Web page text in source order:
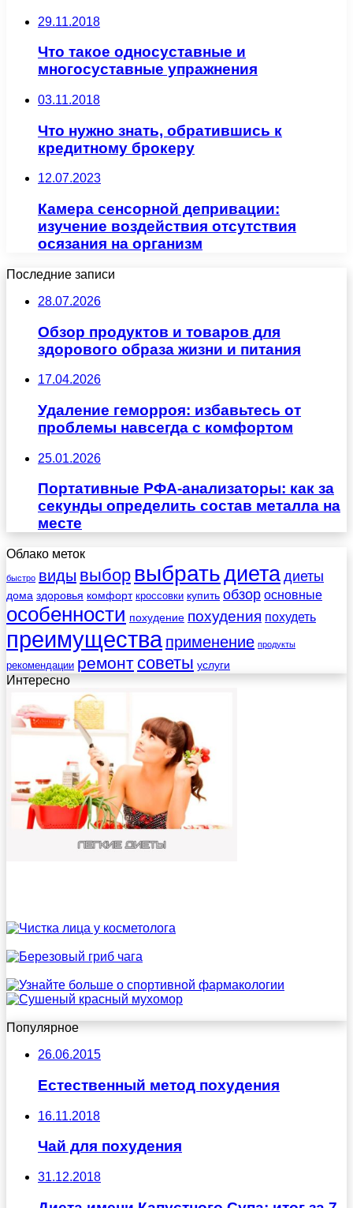
29.11.2018
Что такое односуставные и
многосуставные упражнения
03.11.2018
Что нужно знать, обратившись к
кредитному брокеру
12.07.2023
Камера сенсорной депривации:
изучение воздействия отсутствия
осязания на организм
Последние записи
28.07.2026
Обзор продуктов и товаров для
здорового образа жизни и питания
17.04.2026
Удаление геморроя: избавьтесь от
проблемы навсегда с комфортом
25.01.2026
Портативные РФА-анализаторы: как за
секунды определить состав металла на
месте
Облако меток
быстро виды выбор выбратьдиета диеты
дома здоровья комфорт кроссовки купить обзор основные
особенности похудение похудения похудеть
преимущества применение продукты
рекомендации ремонт советы услуги
Интересно
Популярное
26.06.2015
Естественный метод похудения
16.11.2018
Чай для похудения
31.12.2018